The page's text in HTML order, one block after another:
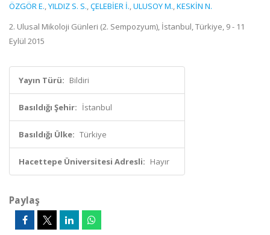
ÖZGÖR E.,YILDIZ S. S.,ÇELEBİER İ.,ULUSOY M.,KESKİN N.
2. Ulusal Mikoloji Günleri (2. Sempozyum), İstanbul, Türkiye, 9 - 11
Eylül 2015
Yayın Türü: Bildiri
Basıldığı Şehir: İstanbul
Basıldığı Ülke: Türkiye
Hacettepe Üniversitesi Adresli: Hayır
Paylaş